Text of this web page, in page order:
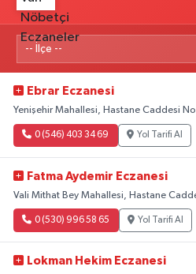
Ebrar Eczanesi
Yenişehir Mahallesi, Hastane Caddesi
0 (546) 403 34 69 Yol Tarifi Al
Fatma Aydemir Eczanesi
Vali Mithat Bey Mahallesi, Hastane
0 (530) 996 58 65 Yol Tarifi Al
Lokman Hekim Eczanesi